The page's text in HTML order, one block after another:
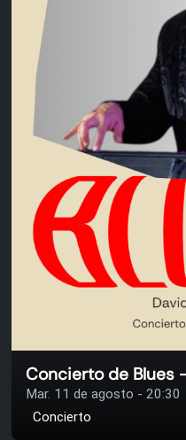
Concierto de Blues
Mar. 11 de agosto - 20:30
Concierto